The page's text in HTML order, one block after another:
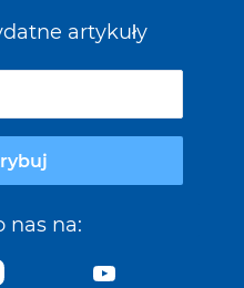
artykuły
nas na: